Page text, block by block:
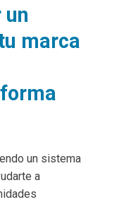
un
marca
un sistema
a